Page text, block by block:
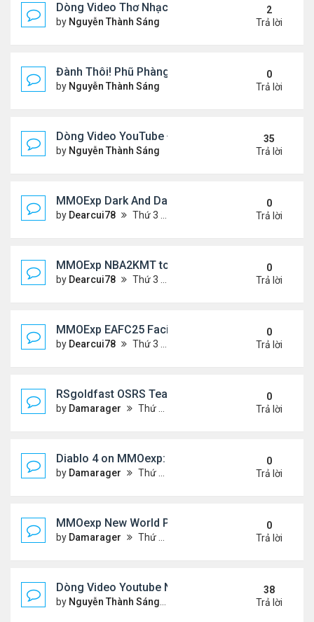
Dòng Video Thơ Nhạc Chọn Lọc
by Nguyễn Thành Sáng Thứ 4 Tháng 1 01, 2025 11:01
2
Trả lời
Đành Thôi! Phũ Phàng! &Video YouTube Ngâm
by Nguyễn Thành Sáng Thứ 2 Tháng 12 30, 2024
0
Trả lời
Dòng Video YouTube ĐỌC THƠ & THƠ (2)
by Nguyễn Thành Sáng Thứ 3 Tháng 10 29, 2024 3:33
35
Trả lời
MMOExp Dark And Darker Use Silver Coins for
by Dearcui78 Thứ 3 Tháng 12 10, 2024 1:08 am
0
Trả lời
MMOExp NBA2KMT to the team’s success
by Dearcui78 Thứ 3 Tháng 12 10, 2024 1:07 am
0
Trả lời
MMOExp EAFC25 Facilities Cards in Clubs
by Dearcui78 Thứ 3 Tháng 12 10, 2024 1:05 am
0
Trả lời
RSgoldfast OSRS Team Ironman: A Thrilling
by Damarager Thứ 4 Tháng 11 27, 2024 12:51 am
0
Trả lời
Diablo 4 on MMOexp: Will This New Feature Be
by Damarager Thứ 4 Tháng 11 27, 2024 12:51 am
0
Trả lời
MMOexp New World PC Update 1.1.0: What New
by Damarager Thứ 4 Tháng 11 27, 2024 12:50 am
0
Trả lời
Dòng Video Youtube Ngâm Nga Thơ & Đọc Thơ
by Nguyễn Thành Sáng Thứ 3 Tháng 9 10, 2024 7:17
38
Trả lời